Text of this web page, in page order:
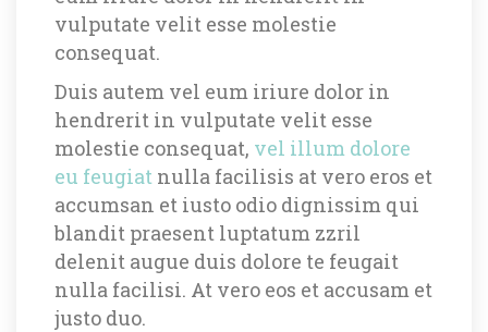
vulputate velit esse molestie
consequat.
Duis autem vel eum iriure dolor in
hendrerit in vulputate velit esse
molestie consequat, vel illum dolore
eu feugiat nulla facilisis at vero eros et
accumsan et iusto odio dignissim qui
blandit praesent luptatum zzril
delenit augue duis dolore te feugait
nulla facilisi. At vero eos et accusam et
justo duo.